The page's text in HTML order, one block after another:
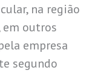
na região
em outros
empresa
segundo